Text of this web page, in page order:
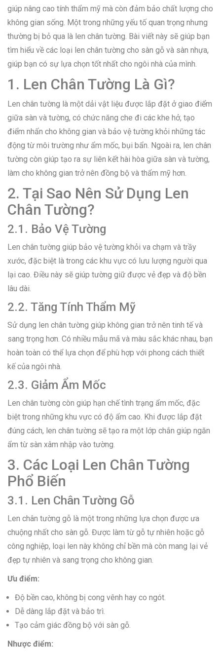
giúp nâng cao tính thẩm mỹ mà còn đảm bảo chất lượng cho
không gian sống. Một trong những yếu tố quan trọng nhưng
thường bị bỏ qua là len chân tường. Bài viết này sẽ giúp bạn
tìm hiểu về các loại len chân tường cho sàn gỗ và sàn nhựa,
giúp bạn có sự lựa chọn tốt nhất cho ngôi nhà của mình.
1. Len Chân Tường Là Gì?
Len chân tường là một dải vật liệu được lắp đặt ở giao điểm
giữa sàn và tường, có chức năng che đi các khe hở, tạo
điểm nhấn cho không gian và bảo vệ tường khỏi những tác
động từ môi trường như ẩm mốc, bụi bẩn. Ngoài ra, len chân
tường còn giúp tạo ra sự liên kết hài hòa giữa sàn và tường,
làm cho không gian trở nên đồng bộ và thẩm mỹ hơn.
2. Tại Sao Nên Sử Dụng Len
Chân Tường?
2.1. Bảo Vệ Tường
Len chân tường giúp bảo vệ tường khỏi va chạm và trầy
xước, đặc biệt là trong các khu vực có lưu lượng người qua
lại cao. Điều này sẽ giúp tường giữ được vẻ đẹp và độ bền
lâu dài.
2.2. Tăng Tính Thẩm Mỹ
Sử dụng len chân tường giúp không gian trở nên tinh tế và
sang trọng hơn. Có nhiều mẫu mã và màu sắc khác nhau, bạn
hoàn toàn có thể lựa chọn để phù hợp với phong cách thiết
kế của ngôi nhà.
2.3. Giảm Ẩm Mốc
Len chân tường còn giúp hạn chế tình trạng ẩm mốc, đặc
biệt trong những khu vực có độ ẩm cao. Khi được lắp đặt
đúng cách, len chân tường sẽ tạo ra một lớp chắn giúp ngăn
ẩm từ sàn xâm nhập vào tường.
3. Các Loại Len Chân Tường
Phổ Biến
3.1. Len Chân Tường Gỗ
Len chân tường gỗ là một trong những lựa chọn được ưa
chuộng nhất cho sàn gỗ. Được làm từ gỗ tự nhiên hoặc gỗ
công nghiệp, loại len này không chỉ bền mà còn mang lại vẻ
đẹp tự nhiên và sang trọng cho không gian.
Ưu điểm:
Độ bền cao, không bị cong vênh hay co ngót.
Dễ dàng lắp đặt và bảo trì.
Tạo cảm giác đồng bộ với sàn gỗ.
Nhược điểm: